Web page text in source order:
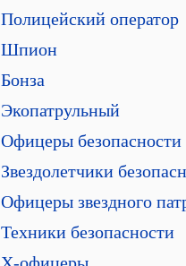
Полицейский оператор
Шпион
Бонза
Экопатрульный
Офицеры безопасности
Звездолетчики
Офицеры звездного
Техники безопасности